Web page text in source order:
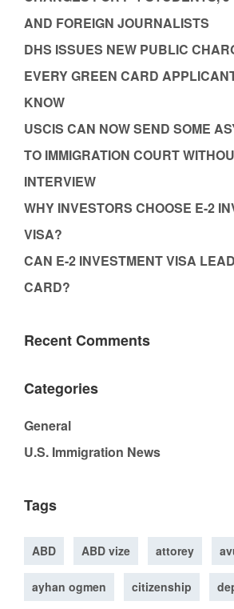
AND FOREIGN JOURNALISTS
DHS ISSUES NEW PUBLIC
EVERY GREEN CARD
KNOW
USCIS CAN NOW SEND SOME
TO IMMIGRATION COURT
INTERVIEW
WHY INVESTORS CHOOSE E-2
VISA?
CAN E-2 INVESTMENT VISA
CARD?
Recent Comments
Categories
General
U.S. Immigration News
Tags
ABD ABD vize attorey
ayhan ogmen citizenship